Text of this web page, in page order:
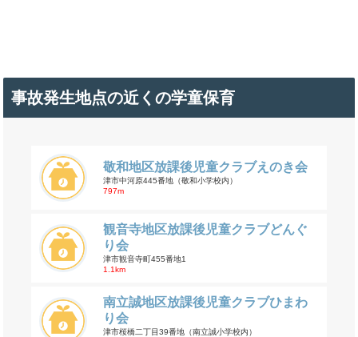
事故発生地点の近くの学童保育
敬和地区放課後児童クラブえのき会
津市中河原445番地（敬和小学校内）
797m
観音寺地区放課後児童クラブどんぐ
り会
津市観音寺町455番地1
1.1km
南立誠地区放課後児童クラブひまわ
り会
津市桜橋二丁目39番地（南立誠小学校内）